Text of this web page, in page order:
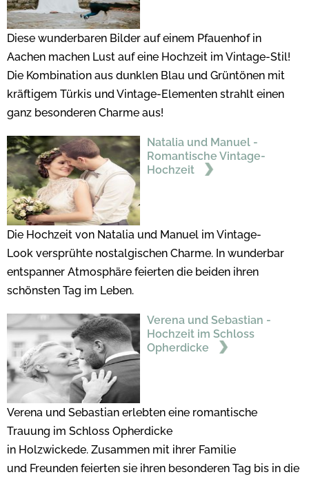
Diese wunderbaren Bilder auf einem Pfauenhof in
Aachen machen Lust auf eine Hochzeit im Vintage-Stil!
Die Kombination aus dunklen Blau und Grüntönen mit
kräftigem Türkis und Vintage-Elementen strahlt einen
ganz besonderen Charme aus!
Natalia und Manuel -
Romantische Vintage-
Hochzeit
Die Hochzeit von Natalia und Manuel im Vintage-
Look versprühte nostalgischen Charme. In wunderbar
entspanner Atmosphäre feierten die beiden ihren
schönsten Tag im Leben.
Verena und Sebastian -
Hochzeit im Schloss
Opherdicke
Verena und Sebastian erlebten eine romantische
Trauung im Schloss Opherdicke
in Holzwickede. Zusammen mit ihrer Familie
und Freunden feierten sie ihren besonderen Tag bis in die